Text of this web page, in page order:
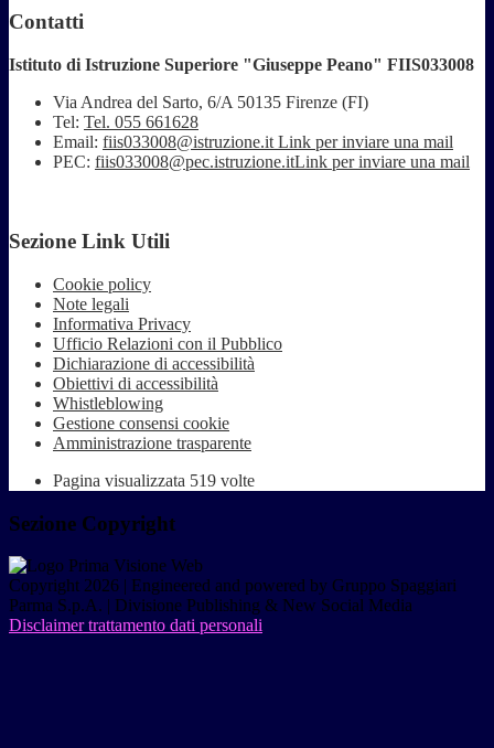
Contatti
Istituto di Istruzione Superiore "Giuseppe Peano" FIIS033008
Via Andrea del Sarto, 6/A 50135 Firenze (FI)
Tel: Tel. 055 661628
Email: fiis033008@istruzione.it Link per inviare una mail
PEC: fiis033008@pec.istruzione.itLink per inviare una mail
Sezione Link Utili
Cookie policy
Note legali
Informativa Privacy
Ufficio Relazioni con il Pubblico
Dichiarazione di accessibilità
Obiettivi di accessibilità
Whistleblowing
Gestione consensi cookie
Amministrazione trasparente
Pagina visualizzata 519 volte
Sezione Copyright
Copyright 2026 | Engineered and powered by Gruppo Spaggiari
Parma S.p.A. | Divisione Publishing & New Social Media
Disclaimer trattamento dati personali